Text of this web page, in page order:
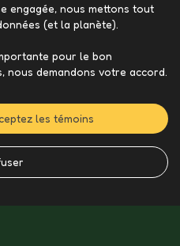
engagée, nous mettons tout
(et la planète).
pour le bon
nous demandons votre accord.
les témoins